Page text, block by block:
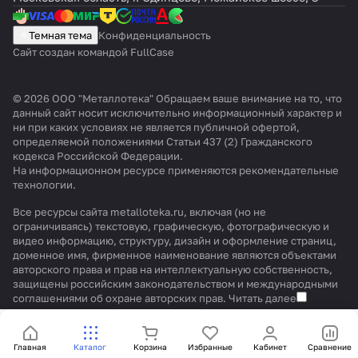
Главная Каталог Корзина Избранные Кабинет Сравнение
Темная тема Конфиденциальность
Сайт создан командой FullCase
© 2026 ООО "Металлотека" Обращаем ваше внимание на то, что
данный сайт носит исключительно информационный характер и
ни при каких условиях не является публичной офертой,
определяемой положениями Статьи 437 (2) Гражданского
кодекса Российской Федерации.
На информационном ресурсе применяются рекомендательные
технологии.
Все ресурсы сайта metalloteka.ru, включая (но не
ограничиваясь) текстовую, графическую, фотографическую и
видео информацию, структуру, дизайн и оформление страниц,
доменное имя, фирменное наименование являются объектами
авторского права и прав на интеллектуальную собственность,
защищены российским законодательством и международными
соглашениями об охране авторских прав. Читать далее